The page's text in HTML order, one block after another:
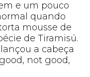
e um pouco
quando
mousse de
de Tiramisú.
a cabeça
not good,